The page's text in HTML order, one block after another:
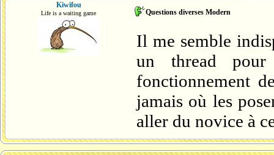
Kiwifou
Life is a waiting game Questions diverses Modern
Il me semble
un thread
fonctionnement
jamais où les
aller du novice à